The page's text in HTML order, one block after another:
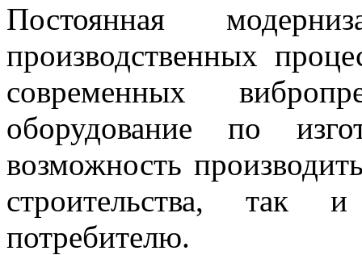
Постоянная
производственных
современных
оборудование по
возможность
строительства, так
потребителю.